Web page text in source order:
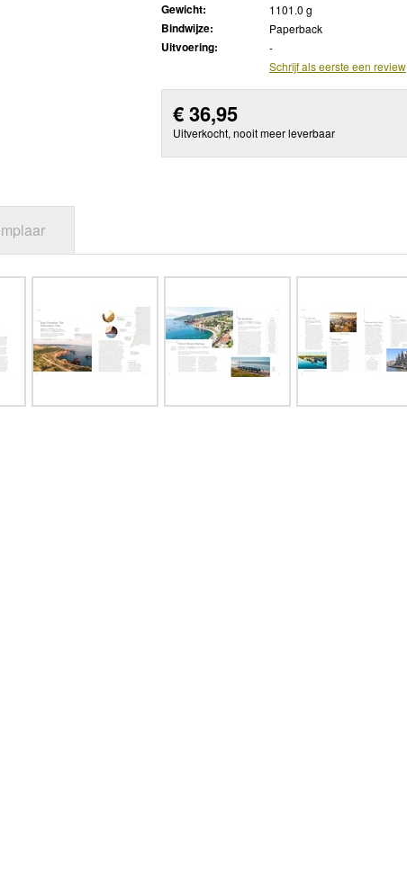
Gewicht: 1101.0 g
Bindwijze: Paperback
Uitvoering:
-
Schrijf als eerste een review
€36,95
Uitverkocht, nooit meer leverbaar